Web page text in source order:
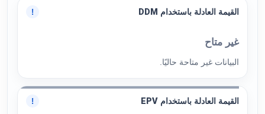
القيمة العادلة باستخدام DDM !
غير متاح
البيانات غير متاحة حاليًا.
القيمة العادلة باستخدام EPV !